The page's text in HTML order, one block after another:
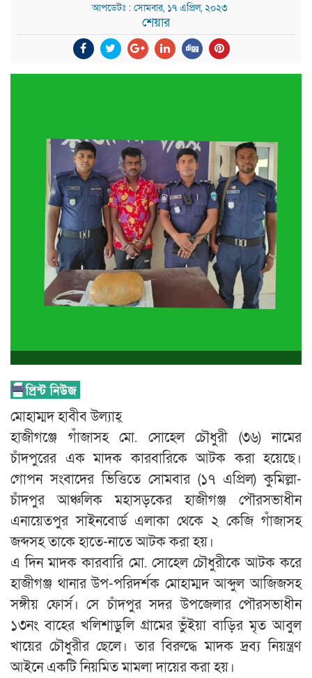
আপডেটঃ : সোমবার, ১৭ এপ্রিল, ২০২৩
শেয়ার
মোহাম্মদ হাবীব উল্যাহ্
হাজীগঞ্জে গাঁজাসহ মো. সোহেল চৌধুরী (৩৬) নামের
চাঁদপুরের এক মাদক কারবারিকে আটক করা হয়েছে।
গোপন সংবাদের ভিত্তিতে সোমবার (১৭ এপ্রিল) কুমিল্লা-
চাঁদপুর আঞ্চলিক মহাসড়কের হাজীগঞ্জ পৌরসভাধীন
এনায়েতপুর সাইনবোর্ড এলাকা থেকে ২ কেজি গাঁজাসহ
জব্দসহ তাকে হাতে-নাতে আটক করা হয়।
এ দিন মাদক কারবারি মো. সোহেল চৌধুরীকে আটক করে
হাজীগঞ্জ থানার উপ-পরিদর্শক মোহাম্মদ আব্দুল আজিজসহ
সঙ্গীয় ফোর্স। সে চাঁদপুর সদর উপজেলার পৌরসভাধীন
১৩নং বাহের খলিশাডুলি গ্রামের ভুঁইয়া বাড়ির মৃত আবুল
খায়ের চৌধুরীর ছেলে। তার বিরুদ্ধে মাদক দ্রব্য নিয়ন্ত্রণ
আইনে একটি নিয়মিত মামলা দায়ের করা হয়।